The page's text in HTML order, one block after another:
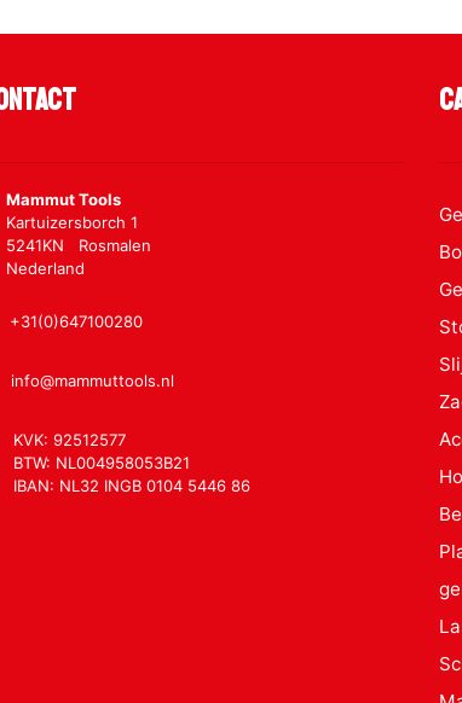
Mammut Tools
Kartuizersborch 1
5241KN Rosmalen
Nederland
+31(0)647100280
info@mammuttools.nl
KVK: 92512577
BTW: NL004958053B21
IBAN: NL32 INGB 0104 5446 86